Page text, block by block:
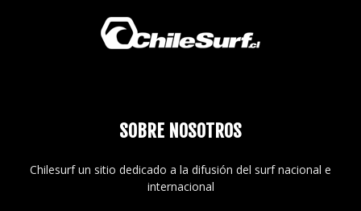
SOBRE NOSOTROS
Chilesurf un sitio dedicado a la difusión del surf nacional e
internacional